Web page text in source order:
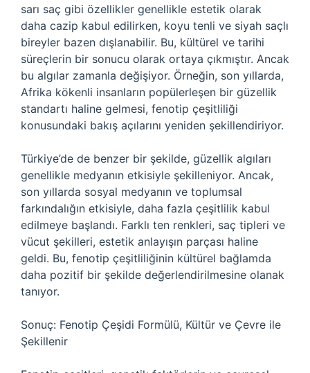
sarı saç gibi özellikler genellikle estetik olarak
daha cazip kabul edilirken, koyu tenli ve siyah saçlı
bireyler bazen dışlanabilir. Bu, kültürel ve tarihi
süreçlerin bir sonucu olarak ortaya çıkmıştır. Ancak
bu algılar zamanla değişiyor. Örneğin, son yıllarda,
Afrika kökenli insanların popülerleşen bir güzellik
standartı haline gelmesi, fenotip çeşitliliği
konusundaki bakış açılarını yeniden şekillendiriyor.
Türkiye’de de benzer bir şekilde, güzellik algıları
genellikle medyanın etkisiyle şekilleniyor. Ancak,
son yıllarda sosyal medyanın ve toplumsal
farkındalığın etkisiyle, daha fazla çeşitlilik kabul
edilmeye başlandı. Farklı ten renkleri, saç tipleri ve
vücut şekilleri, estetik anlayışın parçası haline
geldi. Bu, fenotip çeşitliliğinin kültürel bağlamda
daha pozitif bir şekilde değerlendirilmesine olanak
tanıyor.
Sonuç: Fenotip Çeşidi Formülü, Kültür ve Çevre ile
Şekillenir